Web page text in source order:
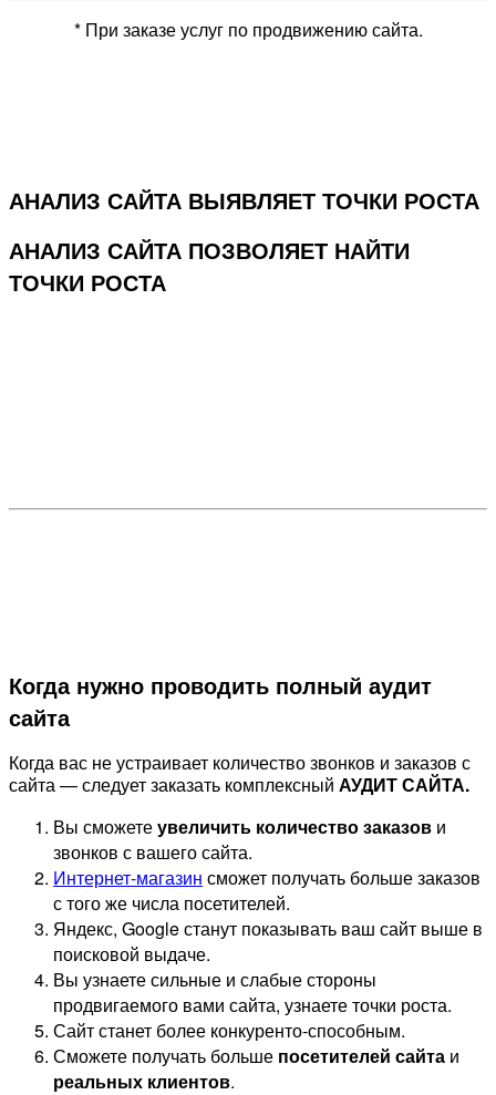
* При заказе услуг по продвижению сайта.
АНАЛИЗ САЙТА ВЫЯВЛЯЕТ ТОЧКИ РОСТА
АНАЛИЗ САЙТА ПОЗВОЛЯЕТ НАЙТИ
ТОЧКИ РОСТА
Когда нужно проводить полный аудит
сайта
Когда вас не устраивает количество звонков и заказов с
сайта — следует заказать комплексный АУДИТ САЙТА.
Вы сможетеувеличить количество заказов и
звонков с вашего сайта.
Интернет-магазин сможет получать больше заказов
с того же числа посетителей.
Яндекс, Google станут показывать ваш сайт выше в
поисковой выдаче.
Вы узнаете сильные и слабые стороны
продвигаемого вами сайта, узнаете точки роста.
Сайт станет более конкуренто-способным.
Сможете получать больше посетителей сайта и
реальных клиентов.